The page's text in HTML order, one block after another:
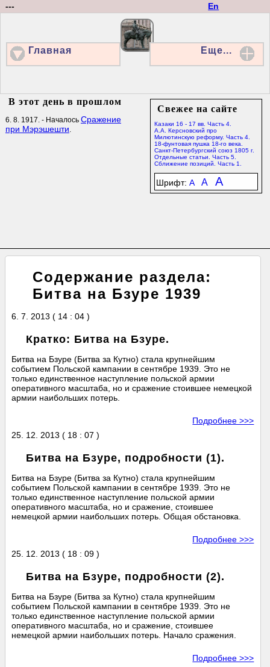
En
---
Главная Еще...
Свежее на сайте
Казаки 16 - 17 вв. Часть 4.
А.А. Керсновский про
Милютинскую реформу. Часть 4.
18-фунтовая пушка 18-го века.
Санкт-Петербургский союз 1805 г.
Отдельные статьи. Часть 5.
Сближение позиций. Часть 1.
Шрифт: A A A
В этот день в прошлом
6. 8. 1917. - Началось Сражение
при Мэрэшешти.
Содержание раздела:
Битва на Бзуре 1939
6. 7. 2013 ( 14 : 04 )
Кратко: Битва на Бзуре.
Битва на Бзуре (Битва за Кутно) стала крупнейшим
событием Польской кампании в сентябре 1939. Это не
только единственное наступление польской армии
оперативного масштаба, но и сражение стоившее немецкой
армии наибольших потерь.
Подробнее >>>
25. 12. 2013 ( 18 : 07 )
Битва на Бзуре, подробности (1).
Битва на Бзуре (Битва за Кутно) стала крупнейшим
событием Польской кампании в сентябре 1939. Это не
только единственное наступление польской армии
оперативного масштаба, но и сражение, стоившее
немецкой армии наибольших потерь. Общая обстановка.
Подробнее >>>
25. 12. 2013 ( 18 : 09 )
Битва на Бзуре, подробности (2).
Битва на Бзуре (Битва за Кутно) стала крупнейшим
событием Польской кампании в сентябре 1939. Это не
только единственное наступление польской армии
оперативного масштаба, но и сражение, стоившее
немецкой армии наибольших потерь. Начало сражения.
Подробнее >>>